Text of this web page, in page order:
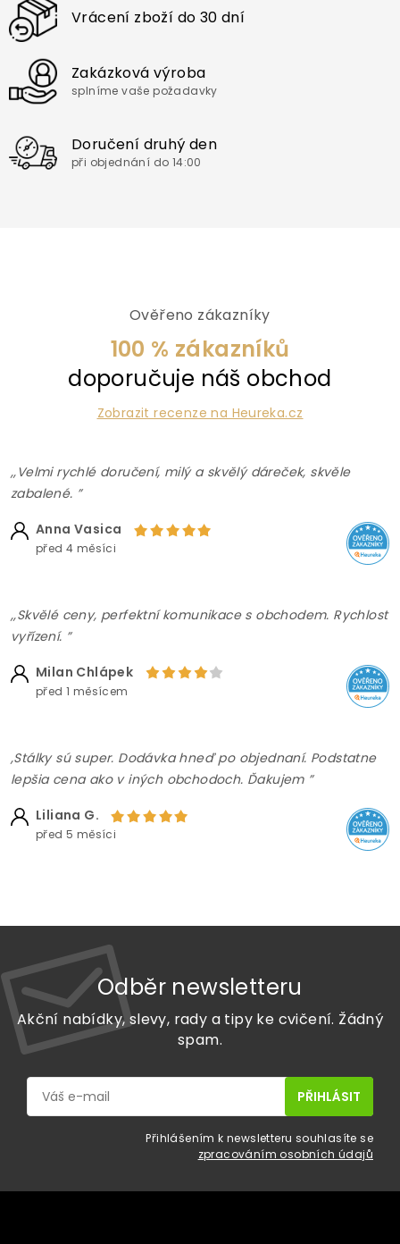
Vrácení zboží do 30 dní
Zakázková výroba
splníme vaše požadavky
Doručení druhý den
při objednání do 14:00
Ověřeno zákazníky
100 % zákazníků
doporučuje náš obchod
Zobrazit recenze na Heureka.cz
,,Velmi rychlé doručení, milý a skvělý dáreček, skvěle
zabalené. ”
Anna Vasica
před 4 měsíci
,,Skvělé ceny, perfektní komunikace s obchodem. Rychlost
vyřízení. ”
Milan Chlápek
před 1 měsícem
,Stálky sú super. Dodávka hneď po objednaní. Podstatne
lepšia cena ako v iných obchodoch. Ďakujem ”
Liliana G.
před 5 měsíci
Odběr newsletteru
Akční nabídky, slevy, rady a tipy ke cvičení. Žádný
spam.
Přihlášením k newsletteru souhlasíte se
zpracováním osobních údajů